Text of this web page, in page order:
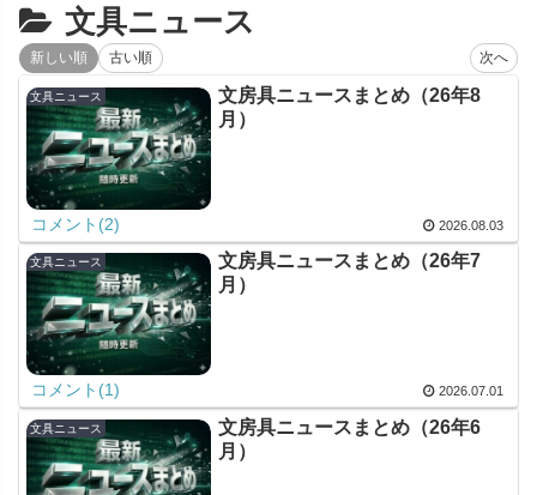
文具ニュース
新しい順 古い順 次へ
文具ニュース
コメント(2)
文房具ニュースまとめ（26年8
月）
2026.08.03
文具ニュース
コメント(1)
文房具ニュースまとめ（26年7
月）
2026.07.01
文具ニュース
文房具ニュースまとめ（26年6
月）